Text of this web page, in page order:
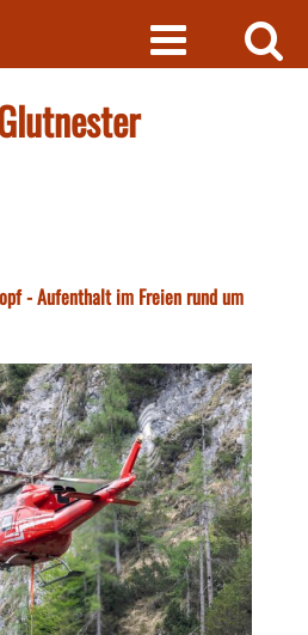
- Aufenthalt im Freien rund um